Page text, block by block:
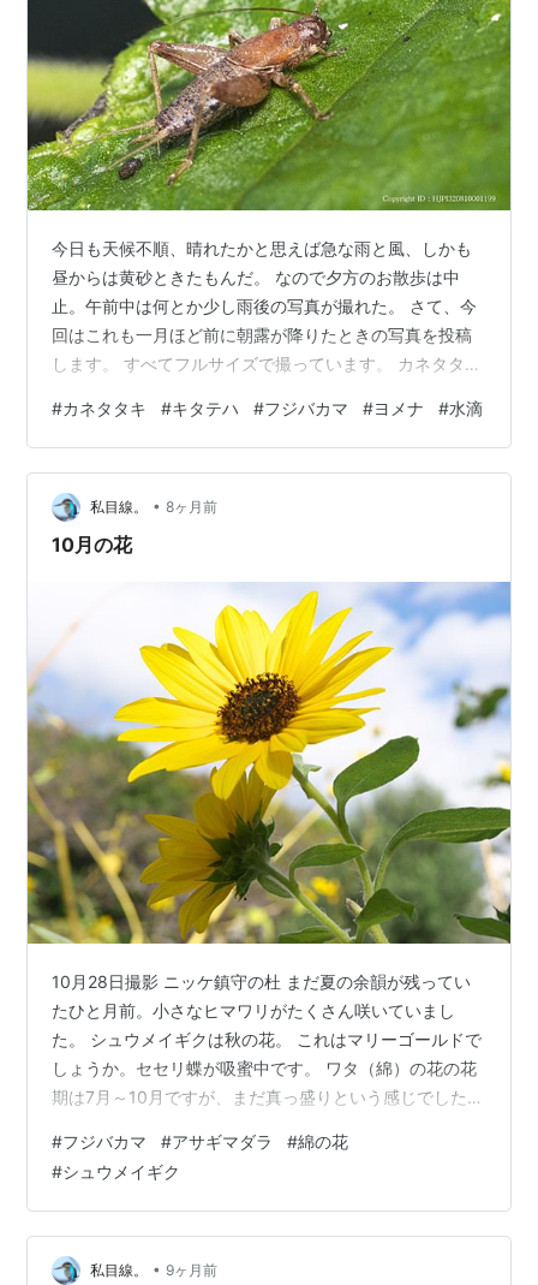
今日も天候不順、晴れたかと思えば急な雨と風、しかも
昼からは黄砂ときたもんだ。 なので夕方のお散歩は中
止。午前中は何とか少し雨後の写真が撮れた。 さて、今
回はこれも一月ほど前に朝露が降りたときの写真を投稿
します。 すべてフルサイズで撮っています。 カネタタキ
調約1㎝。 名前は♂がチンチンチンと鳴くから、雄だけに
フムフム。 シロバナのフジバカマには露が少しだけ付い
ていた。 やって来たのはキタテハ。よく似たものにシー
タテハというチョウがいるのだが九州には一部の地域に
しかいないらしい。 羽裏は地味。 市によって深く刈り込
#カネタタキ #キタテハ #フジバカマ #ヨメナ #水滴
私目線。 • 8ヶ月前
10月の花
10月28日撮影 ニッケ鎮守の杜 まだ夏の余韻が残ってい
たひと月前。小さなヒマワリがたくさん咲いていまし
た。 シュウメイギクは秋の花。 これはマリーゴールドで
しょうか。セセリ蝶が吸蜜中です。 ワタ（綿）の花の花
期は7月～10月ですが、まだ真っ盛りという感じでした。
サギマダラが来ないかなと期待してしまいます。これま
でに数えるほどしか見ていませんが、9年前に天竜寺で見
かけたアサギマダラが印象的でした。旅をするアサギマ
ダラ、今は何処を飛んでいるのでしょう。🙄 📷 LUMIX
GM5 + M．ZUIKO DIGITAL 14-42mm
#フジバカマ #アサギマダラ #綿の花
#シュウメイギク
私目線。 • 9ヶ月前